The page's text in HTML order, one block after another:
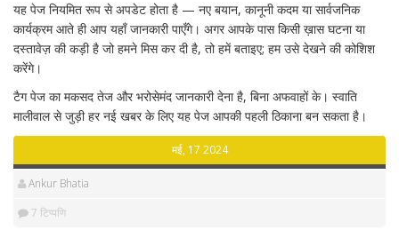
यह पेज नियमित रूप से अपडेट होता है — नए बयान, कानूनी कदम या सार्वजनिक
कार्यक्रम आते ही आप यहाँ जानकारी पाएँगे। अगर आपके पास किसी ख़ास घटना या
दस्तावेज़ की कड़ी है जो हमने मिस कर दी है, तो हमें बताइए; हम उसे देखने की कोशिश
करेंगे।
टैग पेज का मकसद तेज और भरोसेमंद जानकारी देना है, बिना अफवाहों के। स्वाति
मालीवाल से जुड़ी हर नई खबर के लिए यह पेज आपकी पहली ठिकाना बन सकता है।
मई, 17 2024
Ankur Bhatia
7 टिप्पणि